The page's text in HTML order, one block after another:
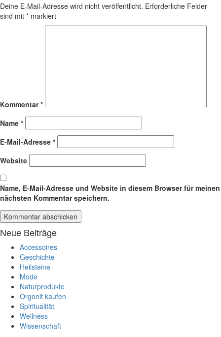
Deine E-Mail-Adresse wird nicht veröffentlicht. Erforderliche Felder
sind mit * markiert
Kommentar*
Name *
E-Mail-Adresse *
Website
Name, E-Mail-Adresse und Website in diesem Browser für meinen
nächsten Kommentar speichern.
Neue Beiträge
Accessoires
Geschichte
Heilsteine
Mode
Naturprodukte
Orgonit kaufen
Spiritualität
Wellness
Wissenschaft